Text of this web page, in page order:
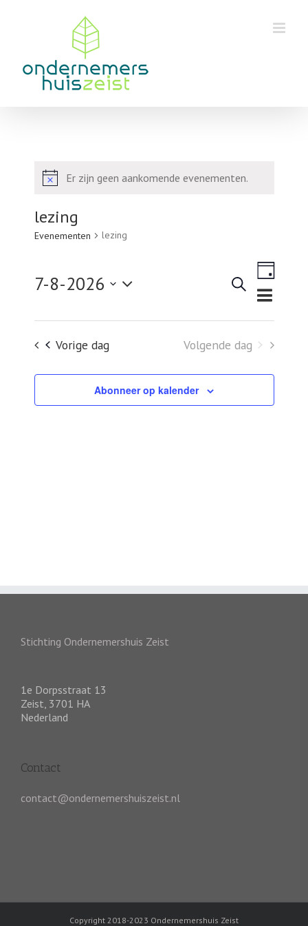
BerichtEr zijn geen aankomende evenementen.
lezing
Evenementen lezing
Evenementen
weergeven
Zoeken
navigatie
Dag
7-8-2026
een
datum.
Vorige dag Volgende dag
Abonneer op kalender
Stichting Ondernemershuis Zeist
1e Dorpsstraat 13
Zeist, 3701 HA
Nederland
Contact
contact@ondernemershuiszeist.nl
Copyright 2018-2023 Ondernemershuis Zeist